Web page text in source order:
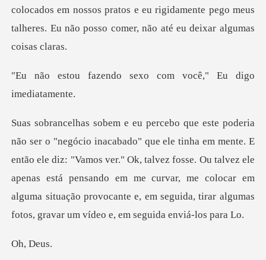
colocados em nossos pratos e
o sexo com você," Eu
então ele diz: "Vamos ver." Ok, talvez fosse. Ou talvez ele
apenas está pensando em me curvar, me colocar em
a
De